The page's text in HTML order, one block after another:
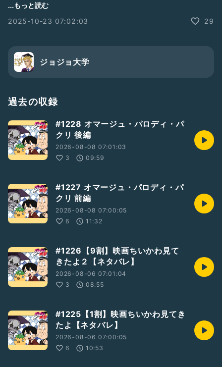
◆動画企画「ジョジョ大学」（YouTube）
https://www.youtube.com/channel/UCsUdw4TGcvjqrEkZ
https://www.youtube.com/channel/UCkPc8mYhja_Xap1I
OOGpYhw
◆ラジオ「ジョジョ大学」（Spotify）
zu
不定期で短めのラジオを配信中！
活動2021/9/16〜
◆Twitterアカウント
...もっと読む
2025-10-23 07:02:03
29
ジョジョ大学
過去の収録
#1228 オマージュ・パロディ・パ
クリ 後編
2026-08-08 07:01:03
3
09:59
#1227 オマージュ・パロディ・パ
クリ 前編
2026-08-08 07:00:05
6
11:32
#1226【9割】映画ちいかわ見て
きたよ２【ネタバレ】
2026-08-06 07:01:04
3
08:55
#1225【1割】映画ちいかわ見てき
たよ【ネタバレ】
2026-08-06 07:00:05
6
10:53